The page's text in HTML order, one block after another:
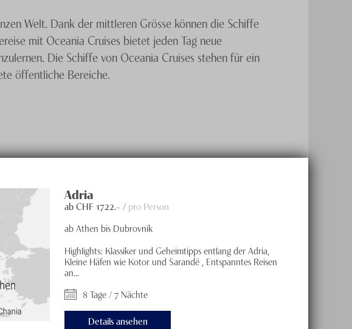
Welt. Dank der mittleren Grösse können die Schiffe
mit Oceania Cruises bietet jeden Tag neue
Die Schiffe von Oceania Cruises stehen für ein
öffentliche Bereiche.
Adria
ab CHF1722.– / pro Person
ab Athen bis Dubrovnik
Highlights: Klassiker und Geheimtipps entlang der Adria,
Kleine Häfen wie Kotor und Sarandë , Entspanntes Reisen
an...
8 Tage / 7 Nächte
Details ansehen